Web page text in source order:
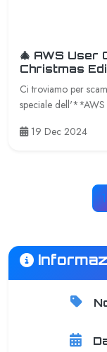
🎄 AWS User
Christmas
Ci troviamo per
speciale
19 Dec 2024
1